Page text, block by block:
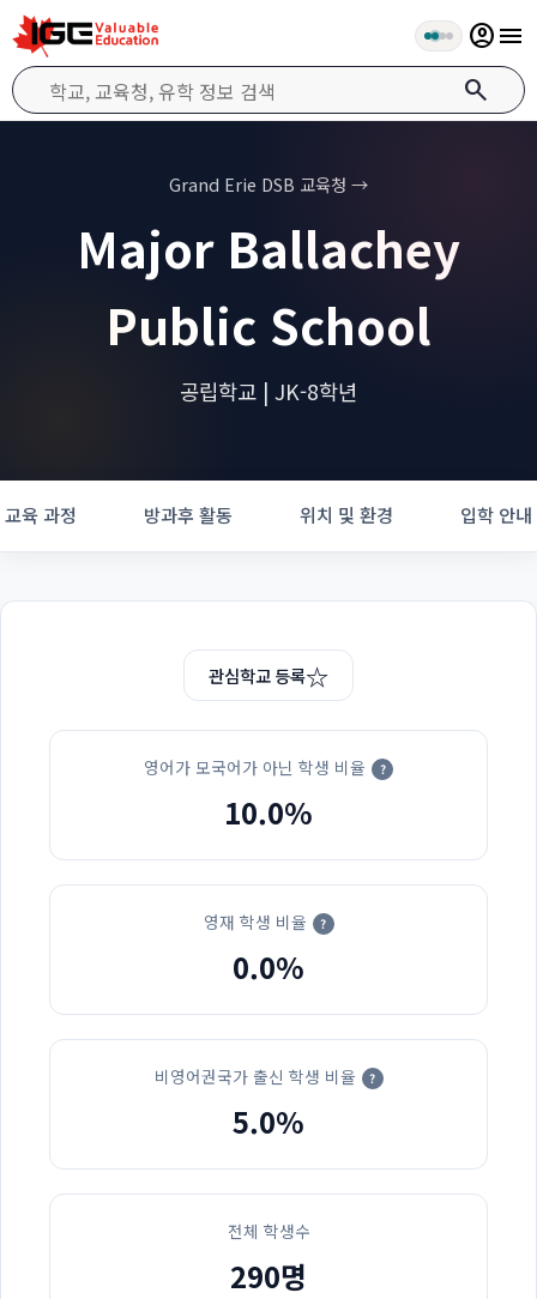
search
account_circlemenu
Grand Erie DSB 교육청 →
Major Ballachey
Public School
공립학교 | JK-8학년
교육 과정 방과후 활동 위치 및 환경 입학 안내
관심학교 등록☆
영어가 모국어가 아닌 학생 비율 ?
10.0%
영재 학생 비율 ?
0.0%
비영어권국가 출신 학생 비율 ?
5.0%
전체 학생수
290명